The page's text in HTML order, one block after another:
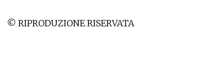
© RIPRODUZIONE RISERVATA